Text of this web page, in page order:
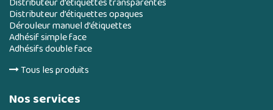
Distributeur d’étiquettes opaques
Dérouleur manuel d’étiquettes
Adhésif simple face
Adhésifs double face
Tous les produits
Nos services